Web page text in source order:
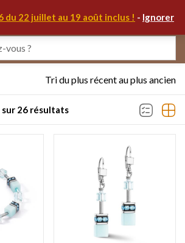
du 22 juillet au 19 août inclus ! - Ignorer
26 résultats
Tri du plus récent au plus ancien
Identifiez-vous
Mot de passe oublié ?
S'IDENTIFIER
MON COMPTE